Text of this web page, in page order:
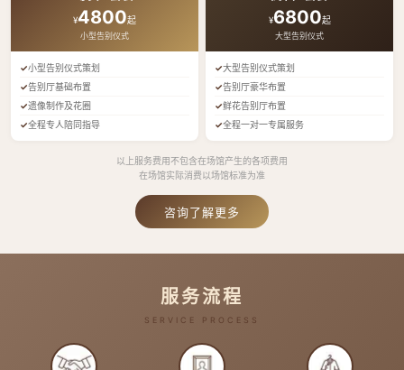
¥4800起
小型告别仪式
小型告别仪式策划
告别厅基础布置
遗像制作及花圈
全程专人陪同指导
¥6800起
大型告别仪式
大型告别仪式策划
告别厅豪华布置
鲜花告别厅布置
全程一对一专属服务
以上服务费用不包含在场馆产生的各项费用
在场馆实际消费以场馆标准为准
咨询了解更多
服务流程
SERVICE PROCESS